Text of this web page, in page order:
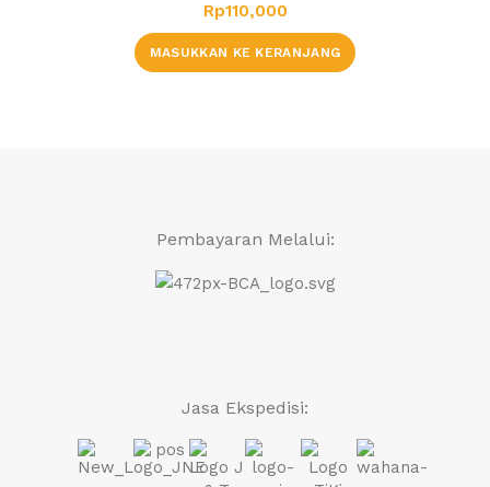
Rp110,000
MASUKKAN KE KERANJANG
Pembayaran Melalui:
Jasa Ekspedisi: